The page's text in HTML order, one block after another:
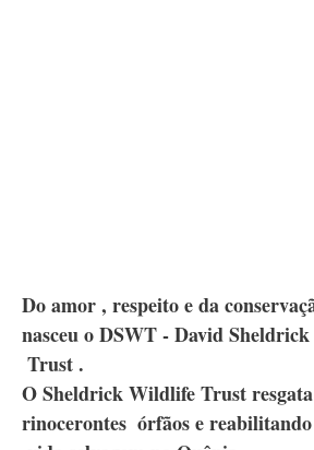
Do amor , respeito e da
nasceu o DSWT - David
Trust .
O Sheldrick Wildlife Trust resgata
rinocerontes  órfãos e